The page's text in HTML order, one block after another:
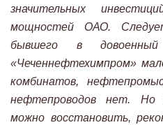
значительных
мощностей ОАО.
бывшего в довоенный
«Чеченнефтехимпром»
комбинатов,
нефтепроводов нет. Но
можно восстановить,